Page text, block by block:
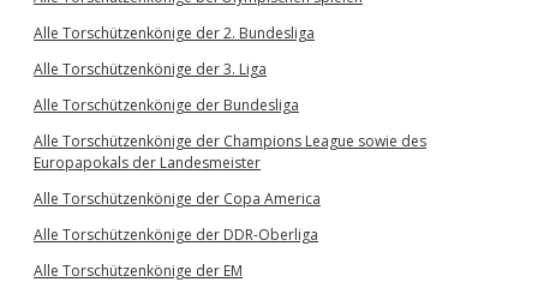
Alle Torschützenkönige der 2. Bundesliga
Alle Torschützenkönige der 3. Liga
Alle Torschützenkönige der Bundesliga
Alle Torschützenkönige der Champions League sowie des
Europapokals der Landesmeister
Alle Torschützenkönige der Copa America
Alle Torschützenkönige der DDR-Oberliga
Alle Torschützenkönige der EM